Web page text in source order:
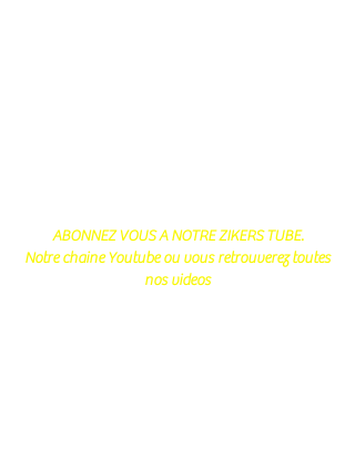
ABONNEZ VOUS A NOTRE ZIKERS TUBE.
Notre chaine Youtube ou vous retrouverez toutes
nos videos